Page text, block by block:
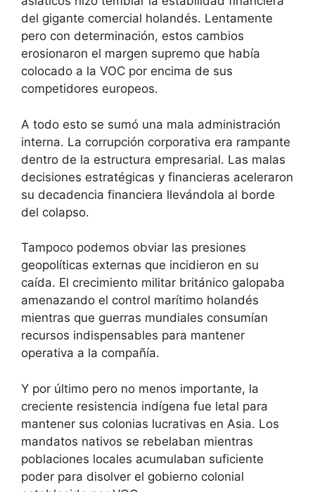
del gigante comercial holandés. Lentamente
pero con determinación, estos cambios
erosionaron el margen supremo que había
colocado a la VOC por encima de sus
competidores europeos.
A todo esto se sumó una mala administración
interna. La corrupción corporativa era rampante
dentro de la estructura empresarial. Las malas
decisiones estratégicas y financieras aceleraron
su decadencia financiera llevándola al borde
del colapso.
Tampoco podemos obviar las presiones
geopolíticas externas que incidieron en su
caída. El crecimiento militar británico galopaba
amenazando el control marítimo holandés
mientras que guerras mundiales consumían
recursos indispensables para mantener
operativa a la compañía.
Y por último pero no menos importante, la
creciente resistencia indígena fue letal para
mantener sus colonias lucrativas en Asia. Los
mandatos nativos se rebelaban mientras
poblaciones locales acumulaban suficiente
poder para disolver el gobierno colonial